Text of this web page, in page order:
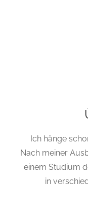
Ich hänge
Nach meiner
einem Studium
in